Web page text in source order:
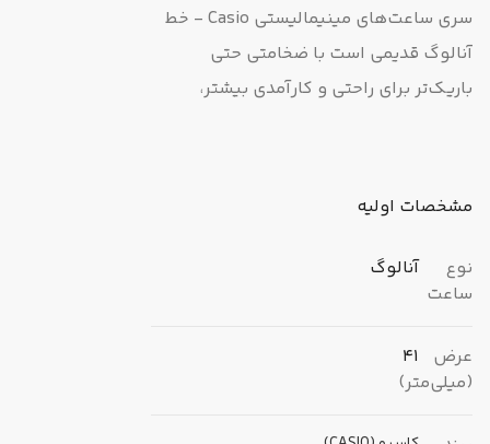
سری ساعت‌های مینیمالیستی Casio - خط
آنالوگ قدیمی است با ضخامتی حتی
باریک‌تر برای راحتی و کارآمدی بیشتر،
مناسبی باشد برای داشتن استایلی مطابق
استیل. صفحه‌های مدرج داخلی برای نمایش
اززیبایی مکانیکی ایجاد می‌کنند که به
مشخصات اولیه
نوع
ساعت
آنالوگ
عرض
(میلی‌متر)
41